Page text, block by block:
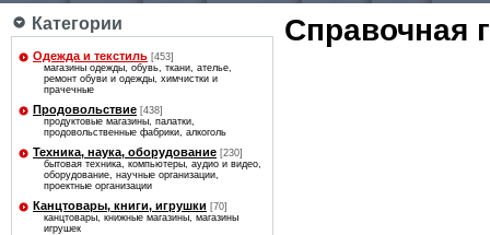
Категории
Одежда и текстиль [453]
магазины одежды, обувь, ткани, ателье,
ремонт обуви и одежды, химчистки и
прачечные
Продовольствие [438]
продуктовые магазины, палатки,
продовольственные фабрики, алкоголь
Техника, наука, оборудование [230]
бытовая техника, компьютеры, аудио и видео,
оборудование, научные организации,
проектные организации
Канцтовары, книги, игрушки [70]
канцтовары, книжные магазины, магазины
игрушек
Справочная